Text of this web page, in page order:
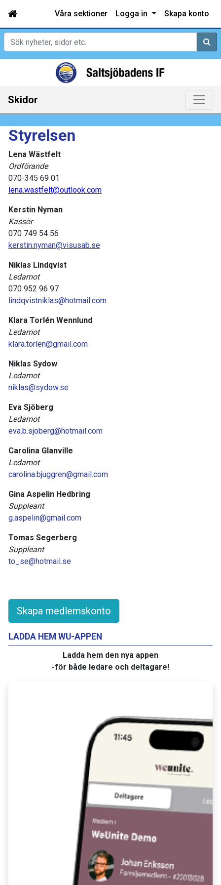
Våra sektioner Logga in Skapa konto
Sök
Skidor
Skapa medlemskonto
LADDA HEM WU-APPEN
Ladda hem den nya appen
-för både ledare och deltagare!
Styrelsen
Lena Wästfelt
Ordförande
070-345 69 01
lena.wastfelt@outlook.com
Kerstin Nyman
Kassör
070 749 54 56
kerstin.nyman@visusab.se
Niklas Lindqvist
Ledamot
070 952 96 97
lindqvistniklas@hotmail.com
Klara Torlén Wennlund
Ledamot
klara.torlen@gmail.com
Niklas Sydow
Ledamot
niklas@sydow.se
Eva Sjöberg
Ledamot
eva.b.sjoberg@hotmail.com
Carolina Glanville
Ledamot
carolina.bjuggren@gmail.com
Gina Aspelin Hedbring
Suppleant
g.aspelin@gmail.com
Tomas Segerberg
Suppleant
to_se@hotmail.se